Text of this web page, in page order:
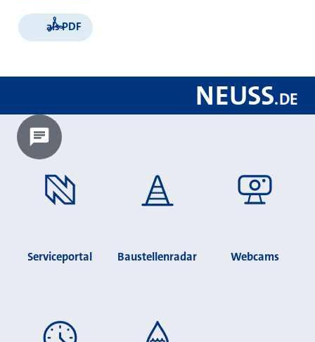
als PDF
NEUSS.DE
Chatbot laden?
Serviceportal Baustellenradar Webcams